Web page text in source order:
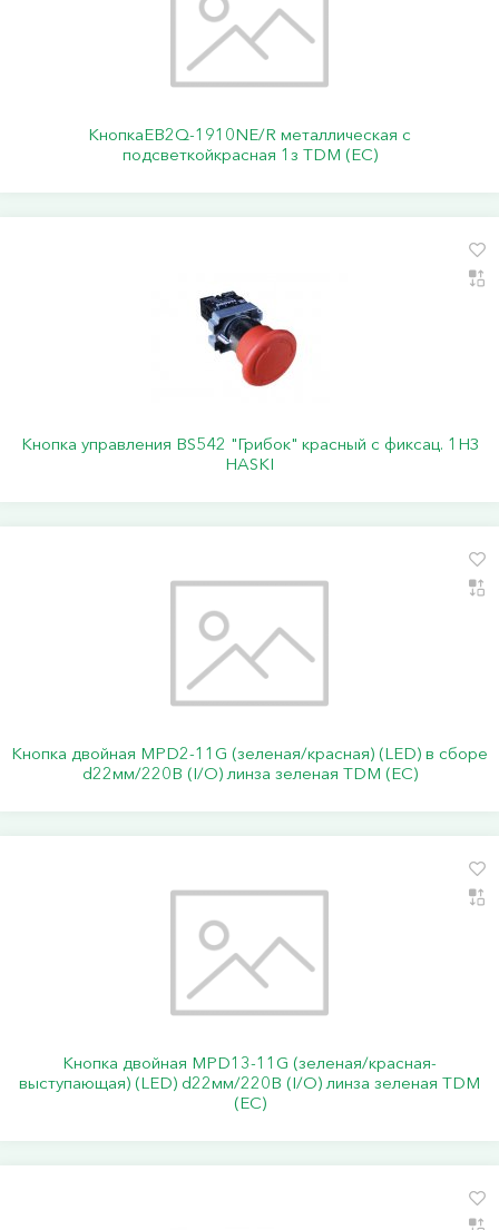
КнопкаEB2Q-1910NE/R металлическая с
подсветкойкрасная 1з TDM (ЕС)
Кнопка управления BS542 "Грибок" красный с фиксац. 1НЗ
HASKI
Кнопка двойная MPD2-11G (зеленая/красная) (LED) в сборе
d22мм/220В (I/O) линза зеленая TDM (ЕС)
Кнопка двойная MPD13-11G (зеленая/красная-
выступающая) (LED) d22мм/220В (I/O) линза зеленая TDM
(ЕС)